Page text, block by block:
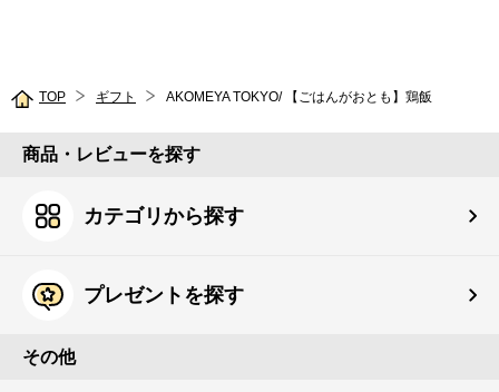
TOP ギフト AKOMEYA TOKYO/ 【ごはんがおとも】鶏飯
商品・レビューを探す
カテゴリから探す
プレゼントを探す
その他